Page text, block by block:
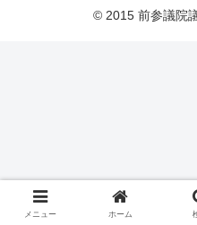
© 2015 前参議院
メニュー ホーム